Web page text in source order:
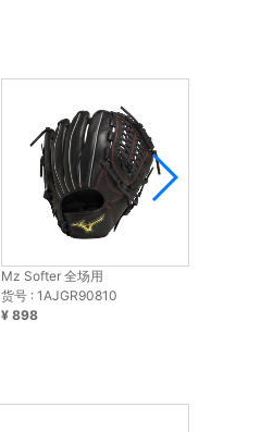
Mz Softer 全场用
货号 : 1AJGR90810
¥ 898